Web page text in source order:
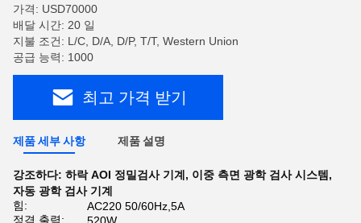
가격: USD70000
배달 시간: 20 일
지불 조건: L/C, D/A, D/P, T/T, Western Union
공급 능력: 1000
최고 가격 받기
제품 세부 사항 제품 설명
강조하다: 하락 AOI 정밀검사 기계 , 이중 측면 광학 검사 시스템 ,
자동 광학 검사 기계
힘:
AC220 50/60Hz,5A
정격 출력: